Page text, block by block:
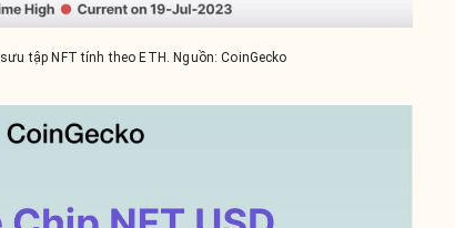
tập NFT tính theo ETH. Nguồn: CoinGecko